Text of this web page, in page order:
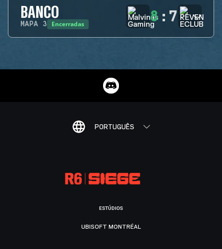
BANCO
MAPA 3 Encerradas 8 : 7
PORTUGUÊS
ESTÚDIOS
UBISOFT MONTRÉAL